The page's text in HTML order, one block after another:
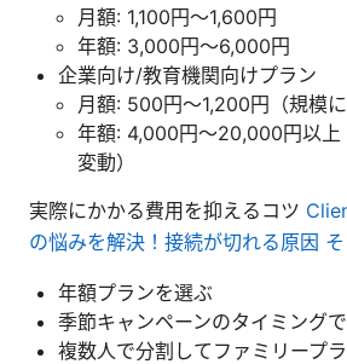
月額: 1,100円〜1,600円
年額: 3,000円〜6,000円
企業向け/教育機関向けプラン
月額: 500円〜1,200円（規模に
年額: 4,000円〜20,000円以上
変動）
実際にかかる費用を抑えるコツ
の悩みを解決！接続が切れる原因
年額プランを選ぶ
季節キャンペーンのタイミング
複数人で分割してファミリープ